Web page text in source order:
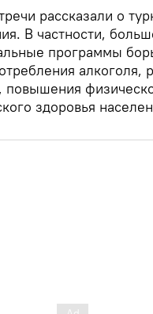
рассказали о
В частности,
программы
алкоголя,
повышения
здоровья